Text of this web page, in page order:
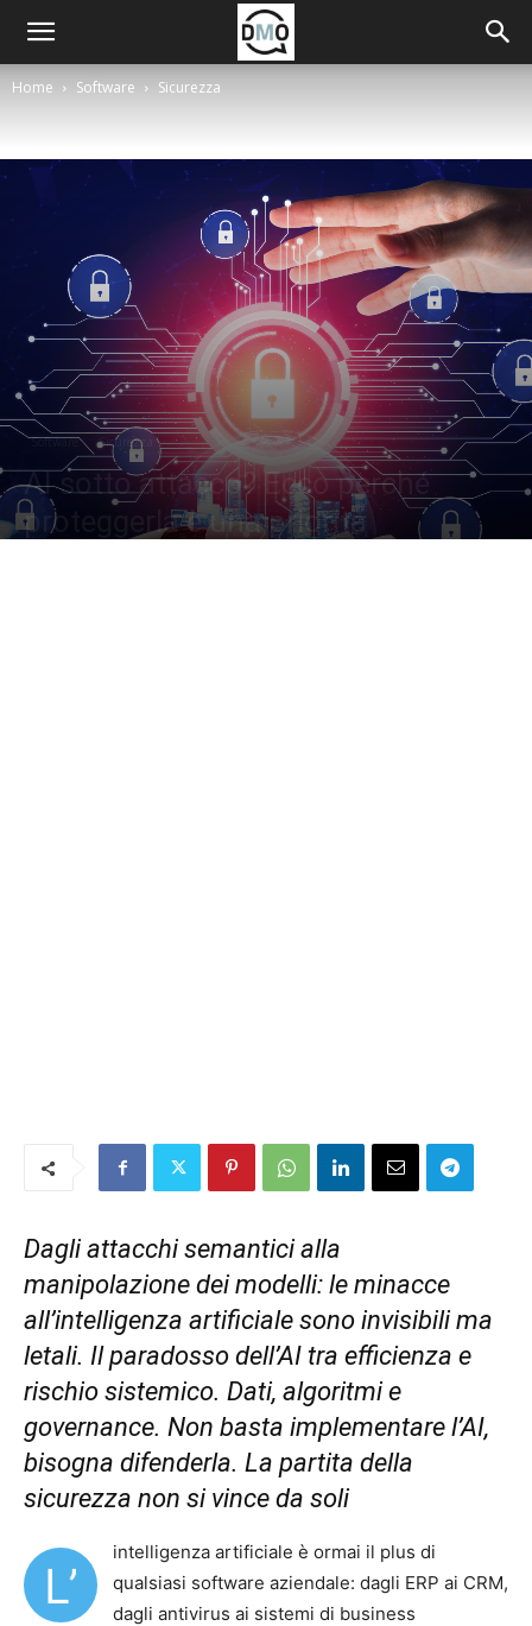
Home Software Sicurezza
Software Sicurezza
AI sotto attacco? Ecco perché
proteggerla è una priorità
Dagli attacchi semantici alla
manipolazione dei modelli: le minacce
all’intelligenza artificiale sono invisibili ma
letali. Il paradosso dell’AI tra efficienza e
rischio sistemico. Dati, algoritmi e
governance. Non basta implementare l’AI,
bisogna difenderla. La partita della
sicurezza non si vince da soli
L’
intelligenza artificiale è ormai il plus di
qualsiasi software aziendale: dagli ERP ai CRM,
dagli antivirus ai sistemi di business